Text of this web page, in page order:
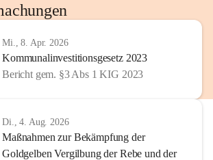
Mi., 8. Apr. 2026
Kommunalinvestitionsgesetz 2023
Bericht gem. §3 Abs 1 KIG 2023
Di., 4. Aug. 2026
Maßnahmen zur Bekämpfung der
Goldgelben Vergilbung der Rebe und der